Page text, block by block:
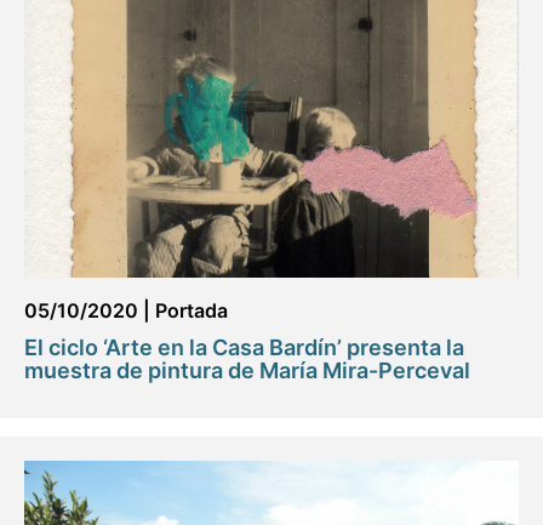
05/10/2020 Portada
El ciclo ‘Arte en la Casa Bardín’ presenta la
muestra de pintura de María Mira-Perceval